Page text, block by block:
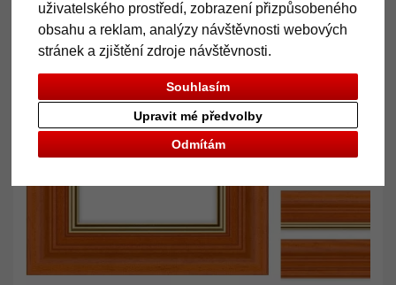
uživatelského prostředí, zobrazení přizpůsobeného
obsahu a reklam, analýzy návštěvnosti webových
stránek a zjištění zdroje návštěvnosti.
Souhlasím
Odmítám
Upravit mé předvolby
Zpět